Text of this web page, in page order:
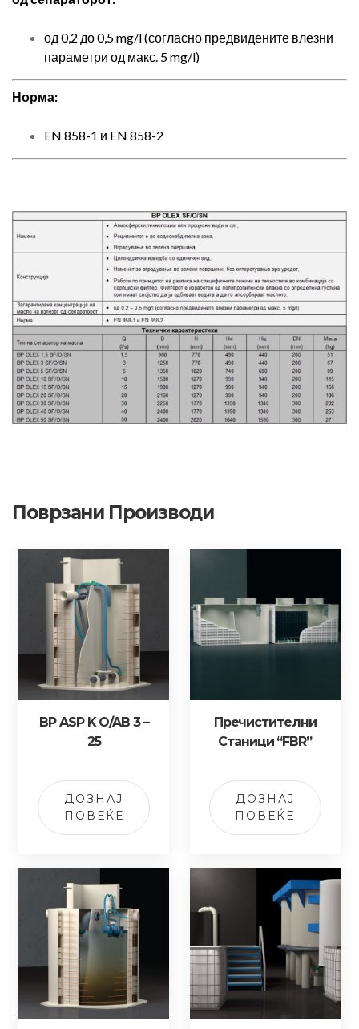
од 0,2 до 0,5 mg/l (согласно предвидените влезни
параметри од макс. 5 mg/l)
Норма:
EN 858-1 и EN 858-2
Поврзани Производи
BP ASP K O/AB 3 –
25
ДОЗНАЈ
ПОВЕЌЕ
Пречистителни
Станици “FBR”
ДОЗНАЈ
ПОВЕЌЕ